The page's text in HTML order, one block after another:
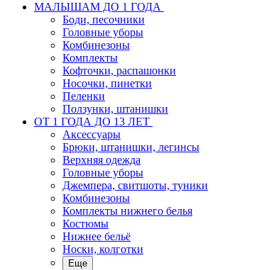
МАЛЫШАМ ДО 1 ГОДА
Боди, песочники
Головные уборы
Комбинезоны
Комплекты
Кофточки, распашонки
Носочки, пинетки
Пеленки
Ползунки, штанишки
ОТ 1 ГОДА ДО 13 ЛЕТ
Аксессуары
Брюки, штанишки, легинсы
Верхняя одежда
Головные уборы
Джемпера, свитшоты, туники
Комбинезоны
Комплекты нижнего белья
Костюмы
Нижнее бельё
Носки, колготки
Еще